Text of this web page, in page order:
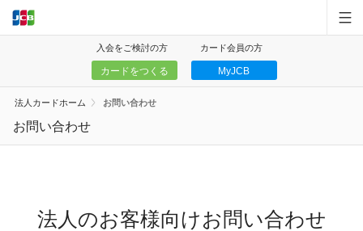
中小企業・個人事業主
大規模企業
サービス一覧
お問い合わせ
入会をご検討の方
カードをつくる
カード会員の方
MyJCB
法人カードホーム お問い合わせ
お問い合わせ
法人のお客様向けお問い合わせ